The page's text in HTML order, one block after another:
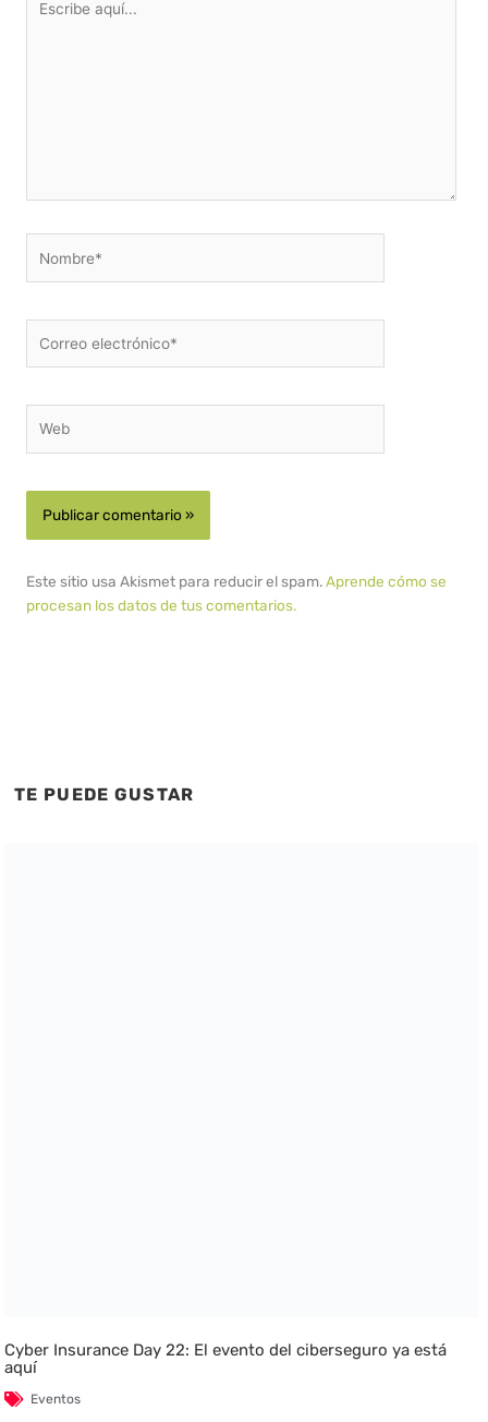
aquí...
electrónico*
Este sitio usa Akismet para reducir el spam.Aprende cómo se
procesan los datos de tus comentarios.
TE PUEDE GUSTAR
Cyber Insurance Day 22: El evento del ciberseguro ya está
aquí
Eventos